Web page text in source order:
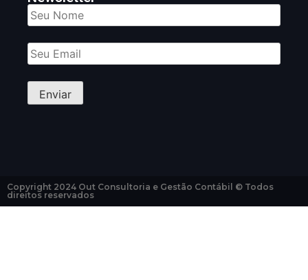
Copyright 2024 Out Consultoria e Gestão Contábil © Todos
direitos reservados